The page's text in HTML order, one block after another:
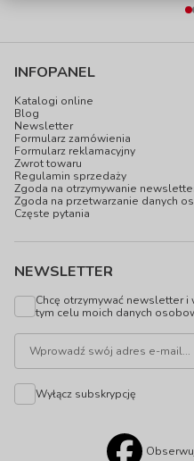
INFOPANEL
Katalogi online
Blog
Newsletter
Formularz zamówienia
Formularz reklamacyjny
Zwrot towaru
Regulamin sprzedaży
Zgoda na otrzymywanie
Zgoda na przetwarzanie danych
Częste pytania
NEWSLETTER
Chcę otrzymywać newsletter
tym celu moich danych
Wyłącz subskrypcję